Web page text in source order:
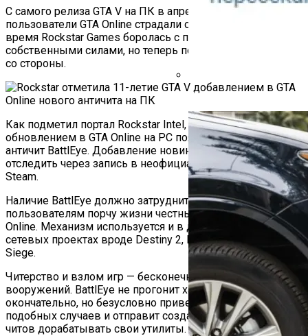
Как Работает Счетчик
С самого релиза GTA V на ПК в апреле 2015 года
пользователи GTA Online страдали от читеров. Всё это
время Rockstar Games боролась с проблемой
собственными силами, но теперь подключила помощь
со стороны.
Как подметил портал Rockstar Intel, со свежим
обновлением в GTA Online на PC появился сторонний
античит BattlEye. Добавление новинки в игру можно
отследить через запись в неофициальной базе данных
Steam.
Наличие BattlEye должно затруднить недобросовестным
пользователям порчу жизни честным игрокам GTA
Online. Механизм используется и в других популярных
сетевых проектах вроде Destiny 2, PUBG и Rainbow Six
Siege.
Читерство и взлом игр — бесконечная гонка
вооружений. BattlEye не прогонит хакеров из GTA Online
окончательно, но безусловно приведёт к сокращению
подобных случаев и отправит создателей некоторых
читов дорабатывать свои утилиты.